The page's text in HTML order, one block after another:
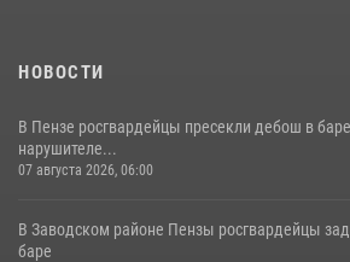
НОВОСТИ
В Пензе росгвардейцы пресекли дебош в
нарушителе...
07 августа 2026, 06:00
В Заводском районе Пензы росгвардейцы
баре